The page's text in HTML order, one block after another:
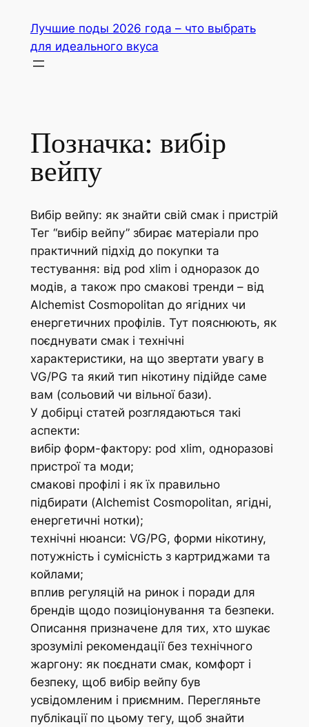
вмісту
Лучшие поды 2026 года – что выбрать
для идеального вкуса
Позначка: вибір
вейпу
Вибір вейпу: як знайти свій смак і пристрій
Тег “вибір вейпу” збирає матеріали про
практичний підхід до покупки та
тестування: від pod xlim і одноразок до
модів, а також про смакові тренди – від
Alchemist Cosmopolitan до ягідних чи
енергетичних профілів. Тут пояснюють, як
поєднувати смак і технічні
характеристики, на що звертати увагу в
VG/PG та який тип нікотину підійде саме
вам (сольовий чи вільної бази).
У добірці статей розглядаються такі
аспекти:
вибір форм-фактору: pod xlim, одноразові
пристрої та моди;
смакові профілі і як їх правильно
підбирати (Alchemist Cosmopolitan, ягідні,
енергетичні нотки);
технічні нюанси: VG/PG, форми нікотину,
потужність і сумісність з картриджами та
койлами;
вплив регуляцій на ринок і поради для
брендів щодо позиціонування та безпеки.
Описання призначене для тих, хто шукає
зрозумілі рекомендації без технічного
жаргону: як поєднати смак, комфорт і
безпеку, щоб вибір вейпу був
усвідомленим і приємним. Перегляньте
публікації по цьому тегу, щоб знайти